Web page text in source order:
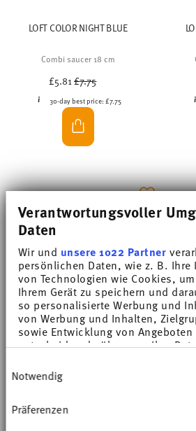
Verantwortungsvoller
Daten
Wir und unsere 1022 Partner
persönlichen Daten, wie z. B.
von Technologien wie Cookies,
Ihrem Gerät zu speichern und
so personalisierte Werbung und
von Werbung und Inhalten,
sowie Entwicklung von
entscheiden darüber, wer Ihre
Cookie-Erklärung oder durch
Trigger Symbol ändern oder
Wenn Sie es erlauben, würden wir
Notwendig
Präferenzen
LOFT COLOR NIGHT BLUE
Combi saucer 18 cm
£5.81Price reduced from
£7.75
30-day best price:£7.75
Combi cup
£11.44